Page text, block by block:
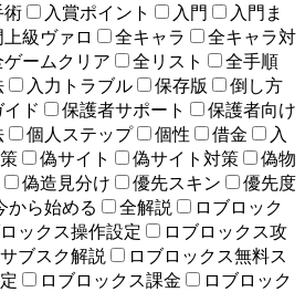
術 入賞ポイント 入門
入門ま
上級ヴァロ 全キャラ
全キャラ対
ゲームクリア 全リスト
全手順
入力トラブル 保存版
倒し方
ド 保護者サポート
保護者向け
個人ステップ 個性 借金
入
偽サイト 偽サイト対策
偽物
偽造見分け 優先スキン
優先度
から始める 全解説
ロブロック
ックス操作設定
ロブロックス攻
ブスク解説
ロブロックス無料ス
ロブロックス課金
ロブロック